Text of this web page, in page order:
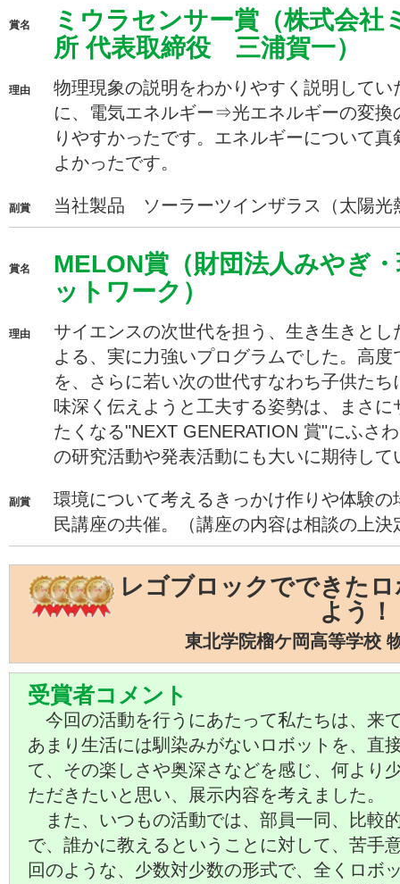
賞名
ミウラセンサー賞（株式会社
所 代表取締役 三浦賀一）
理由
物理現象の説明をわかりやすく説明して
に、電気エネルギー⇒光エネルギーの変換
りやすかったです。エネルギーについて
よかったです。
副賞 当社製品 ソーラーツインザラス（太陽光
賞名
MELON賞（財団法人みやぎ
ットワーク）
理由
サイエンスの次世代を担う、生き生きと
よる、実に力強いプログラムでした。高
を、さらに若い次の世代すなわち子供た
味深く伝えようと工夫する姿勢は、まさ
たくなる"NEXT GENERATION 賞"にふさ
の研究活動や発表活動にも大いに期待して
副賞
環境について考えるきっかけ作りや体験
民講座の共催。（講座の内容は相談の上決
レゴブロックでできた
よう！
東北学院榴ケ岡高等学校
受賞者コメント
今回の活動を行うにあたって私たちは、来
あまり生活には馴染みがないロボットを、直
て、その楽しさや奥深さなどを感じ、何より
ただきたいと思い、展示内容を考えました。
また、いつもの活動では、部員一同、比較
で、誰かに教えるということに対して、苦手
回のような、少数対少数の形式で、全くロボ